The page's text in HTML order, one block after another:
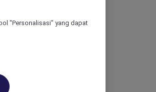
"Personalisasi" yang dapat